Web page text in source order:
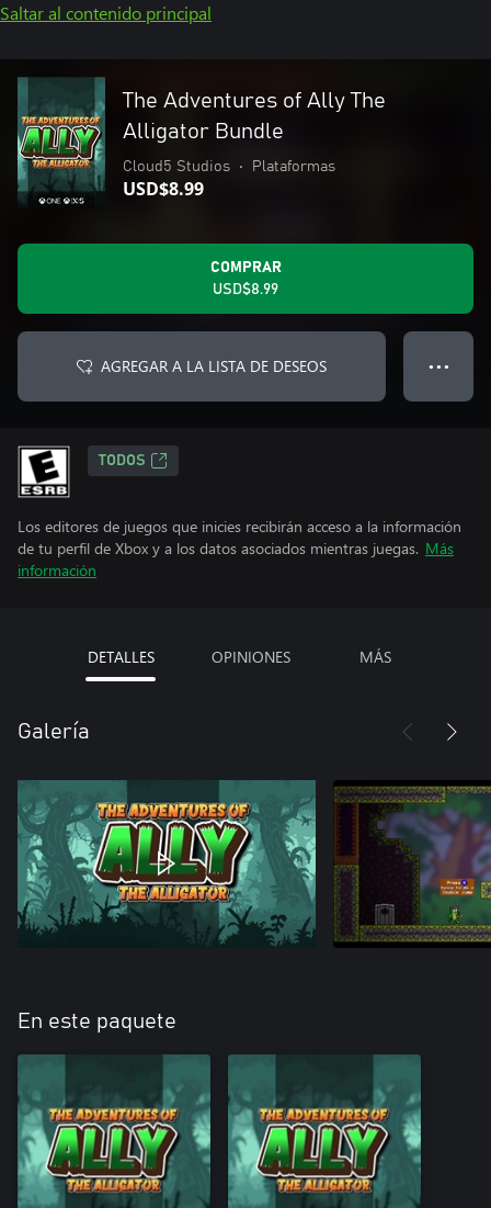
Saltar al contenido principal
The Adventures of Ally The
Alligator Bundle
Cloud5 Studios • Plataformas
USD$8.99
COMPRAR
USD$8.99
AGREGAR A LA LISTA DE DESEOS ● ● ●
TODOS
Los editores de juegos que inicies recibirán acceso a la información
de tu perfil de Xbox y a los datos asociados mientras juegas. Más
información
DETALLES OPINIONES MÁS
Galería
En este paquete